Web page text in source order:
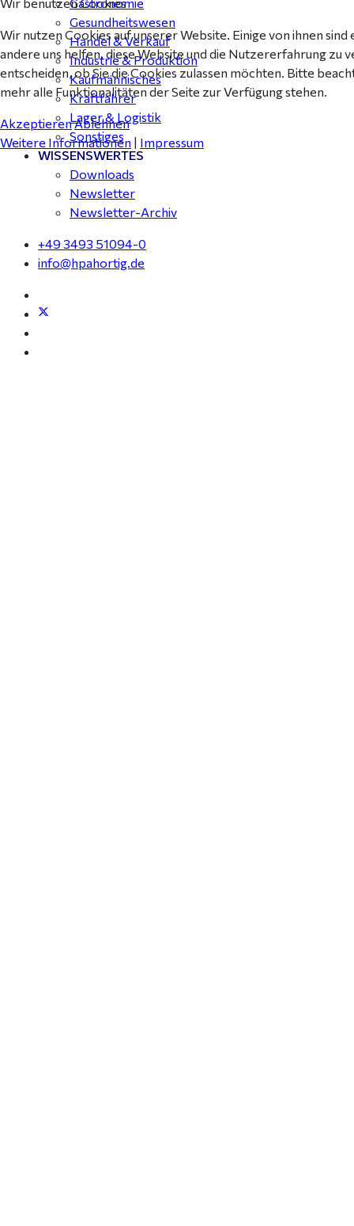
Gesundheitswesen
Handel & Verkauf
Industrie & Produktion
Kaufmännisches
Kraftfahrer
Lager & Logistik
Sonstiges
WISSENSWERTES
Downloads
Newsletter
Newsletter-Archiv
+49 3493 51094-0
info@hpahortig.de
Wir nutzen Cookies auf unserer Website. Einige von ihnen
andere uns helfen, diese Website und die Nutzererfahrung zu
entscheiden, ob Sie die Cookies zulassen möchten. Bitte
mehr alle Funktionalitäten der Seite zur Verfügung stehen.
AkzeptierenAblehnen
Weitere Informationen | Impressum